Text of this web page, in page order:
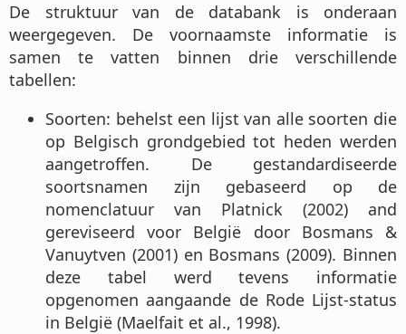
De struktuur van de databank is onderaan
weergegeven. De voornaamste informatie is
samen te vatten binnen drie verschillende
tabellen:
Soorten: behelst een lijst van alle soorten die
op Belgisch grondgebied tot heden werden
aangetroffen. De gestandardiseerde
soortsnamen zijn gebaseerd op de
nomenclatuur van Platnick (2002) and
gereviseerd voor België door Bosmans &
Vanuytven (2001) en Bosmans (2009). Binnen
deze tabel werd tevens informatie
opgenomen aangaande de Rode Lijst-status
in België (Maelfait et al., 1998).